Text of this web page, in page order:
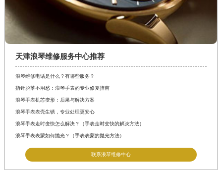
天津浪琴维修服务中心推荐
浪琴维修电话是什么？有哪些服务？
指针脱落不用愁：浪琴手表的专业修复指南
浪琴手表机芯变形：后果与解决方案
浪琴手表表壳生锈，专业处理更安心
浪琴手表走时变快怎么解决？（手表走时变快的解决方法）
浪琴手表表蒙如何抛光？（手表表蒙的抛光方法）
联系浪琴维修中心